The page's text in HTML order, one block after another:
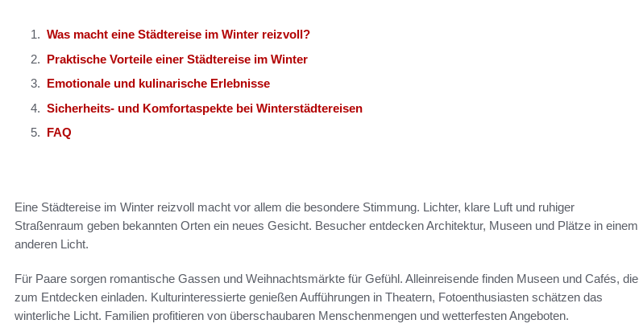
Was macht eine Städtereise im Winter reizvoll?
Praktische Vorteile einer Städtereise im Winter
Emotionale und kulinarische Erlebnisse
Sicherheits- und Komfortaspekte bei Winterstädtereisen
FAQ
Eine Städtereise im Winter reizvoll macht vor allem die besondere Stimmung. Lichter, klare Luft und ruhiger
Straßenraum geben bekannten Orten ein neues Gesicht. Besucher entdecken Architektur, Museen und Plätze in einem
anderen Licht.
Für Paare sorgen romantische Gassen und Weihnachtsmärkte für Gefühl. Alleinreisende finden Museen und Cafés, die
zum Entdecken einladen. Kulturinteressierte genießen Aufführungen in Theatern, Fotoenthusiasten schätzen das
winterliche Licht. Familien profitieren von überschaubaren Menschenmengen und wetterfesten Angeboten.